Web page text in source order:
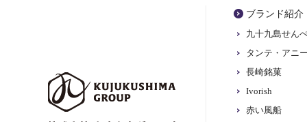
ブランド紹介
九十九島せん
タンテ・アニ
長崎銘菓
Ivorish
赤い風船